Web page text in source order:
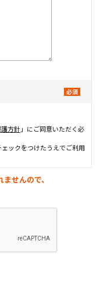
方針」にご同意いただく必
ックをつけたうえでご利用
せんので、